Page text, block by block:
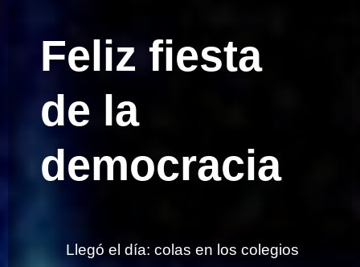
Feliz fiesta
de la
democracia
Llegó el día: colas en los colegios